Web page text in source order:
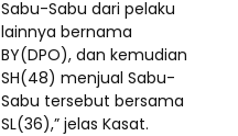
Sabu-Sabu dari pelaku
lainnya bernama
BY(DPO), dan kemudian
SH(48) menjual Sabu-
Sabu tersebut bersama
SL(36),” jelas Kasat.